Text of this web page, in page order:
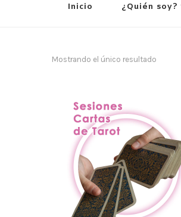
Inicio ¿Quién soy?
Mostrando el único resultado